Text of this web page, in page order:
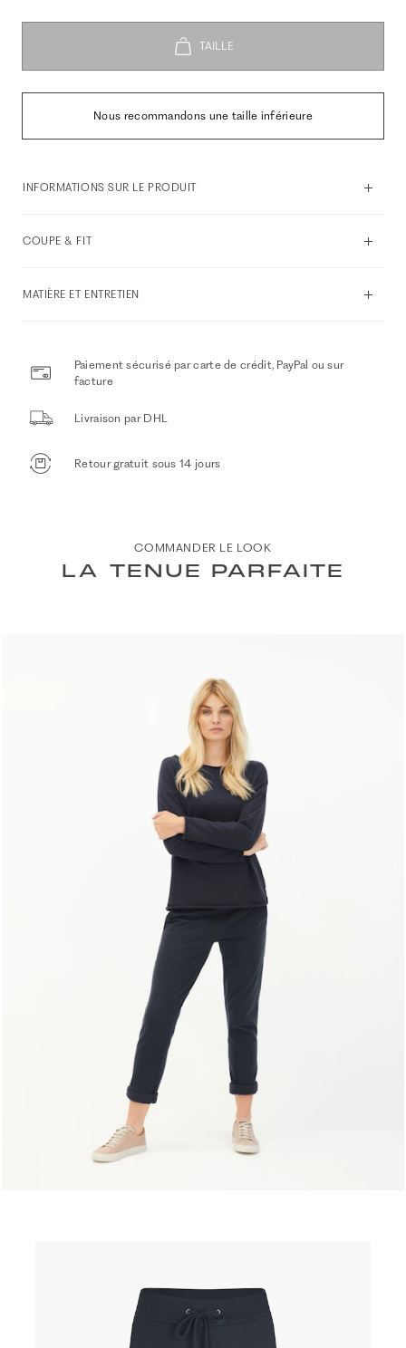
Nous recommandons une taille inférieure
INFORMATIONS SUR LE PRODUIT
COUPE & FIT
MATIÈRE ET ENTRETIEN
Paiement sécurisé par carte de crédit, PayPal ou sur
facture
Livraison par DHL
Retour gratuit sous 14 jours
COMMANDER LE LOOK
LA TENUE PARFAITE